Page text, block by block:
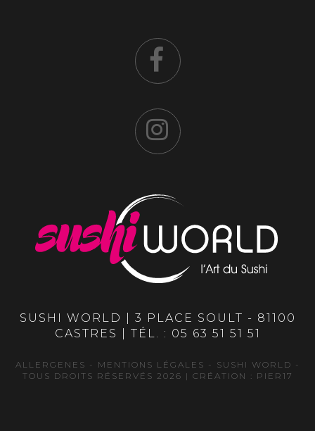
SUSHI WORLD | 3 PLACE SOULT - 81100
CASTRES | TÉL. : 05 63 51 51 51
ALLERGENES - MENTIONS LÉGALES - SUSHI WORLD -
TOUS DROITS RÉSERVÉS 2026 | CRÉATION : PIER17